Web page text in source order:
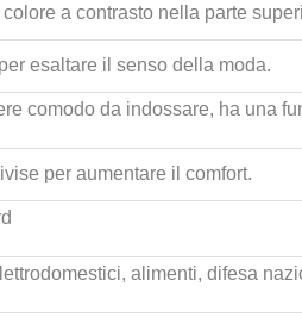
a contrasto nella parte
esaltare il senso della moda.
comodo da indossare, ha una
per aumentare il comfort.
alimenti, difesa